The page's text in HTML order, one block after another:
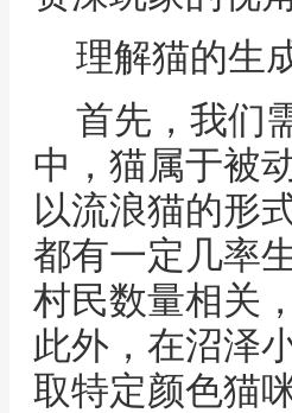
理解猫的生
首先，我们
中，猫属于被
以流浪猫的形
都有一定几率
村民数量相关
此外，在沼泽
取特定颜色猫